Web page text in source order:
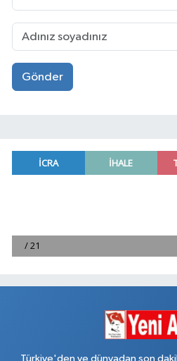
Gönder
Türkiye'den ve dünyadan son